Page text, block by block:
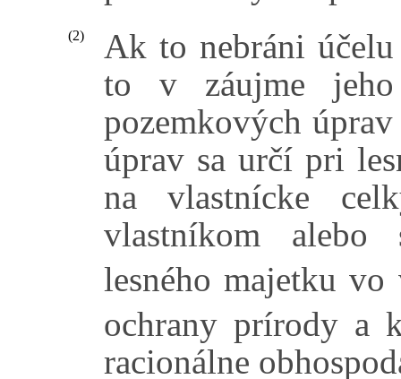
(2)
Ak to nebráni
to v záujme jeho
pozemkových
úprav sa určí pri
na vlastnícke
vlastníkom alebo
lesného majetku vo
ochrany prírody a
racionálne